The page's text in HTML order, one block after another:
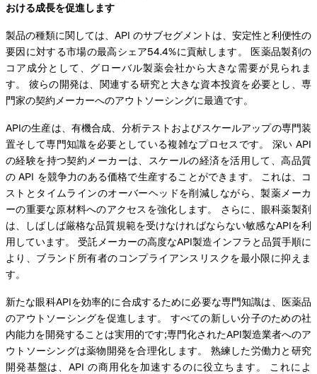
おける成長を促進します
製品の種類に関しては、API のサブセグメントは、安定性と利便性の
要因に対する市場の最高シェア54.4%に貢献します。 医薬品製剤の
コア成分として、グローバル製薬会社から大きな需要が見られま
す。 彼らの開発は、関連する研究と大きな資本投資を必要とし、専
門家の契約メーカーへのアウトソーシングに最適です。
APIの生産は、有機合成、分析テストおよびスケールアップの専門装
置そして専門知識を必要としている複雑なプロセスです。 深い API
の経験を持つ契約メーカーは、スケールの経済を活用して、高品質
の API を競争力のある価格で生産することができます。 これは、コ
ストとタイムラインのオーバーヘッドを削減しながら、製薬メーカ
ーの重要な原材料へのアクセスを強化します。 さらに、眼科薬製剤
は、しばしば厳格な品質規範を受けなければならない敏感なAPIを利
用しています。 受託メーカーの高度なAPI製造インフラと品質手順に
より、ブランド所有者のコンプライアンスリスクを最小限に抑えま
す。
新たな眼科APIを効率的に合成するために必要な専門知識は、医薬品
のアウトソーシングを促進します。 すべての新しい分子のための社
内能力を開発することは実用的です;専門化されたAPI製造業者へのア
ウトソーシングは薬物開発を合理化します。 熟練した労働力と研究
開発基盤は、API の商用化を加速するのに役立ちます。 これによ